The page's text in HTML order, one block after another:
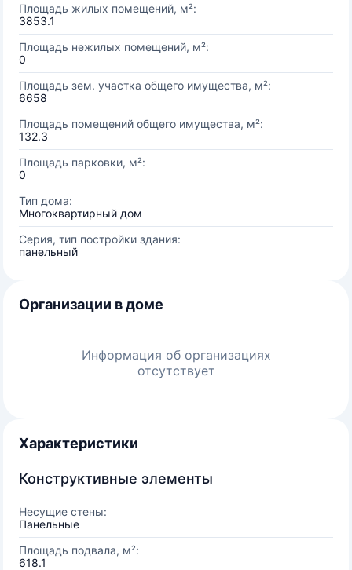
Площадь жилых помещений, м²:
3853.1
Площадь нежилых помещений, м²:
0
Площадь зем. участка общего имущества, м²:
6658
Площадь помещений общего имущества, м²:
132.3
Площадь парковки, м²:
0
Тип дома:
Многоквартирный дом
Серия, тип постройки здания:
панельный
Организации в доме
Информация об организациях
отсутствует
Характеристики
Конструктивные элементы
Несущие стены:
Панельные
Площадь подвала, м²:
618.1